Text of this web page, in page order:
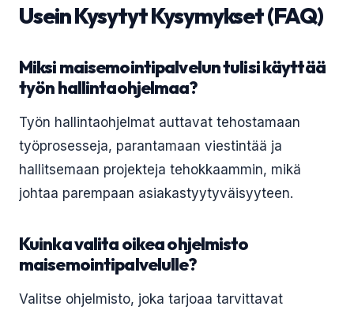
Usein Kysytyt Kysymykset (FAQ)
Miksi maisemointipalvelun tulisi käyttää
työn hallintaohjelmaa?
Työn hallintaohjelmat auttavat tehostamaan
työprosesseja, parantamaan viestintää ja
hallitsemaan projekteja tehokkaammin, mikä
johtaa parempaan asiakastyytyväisyyteen.
Kuinka valita oikea ohjelmisto
maisemointipalvelulle?
Valitse ohjelmisto, joka tarjoaa tarvittavat